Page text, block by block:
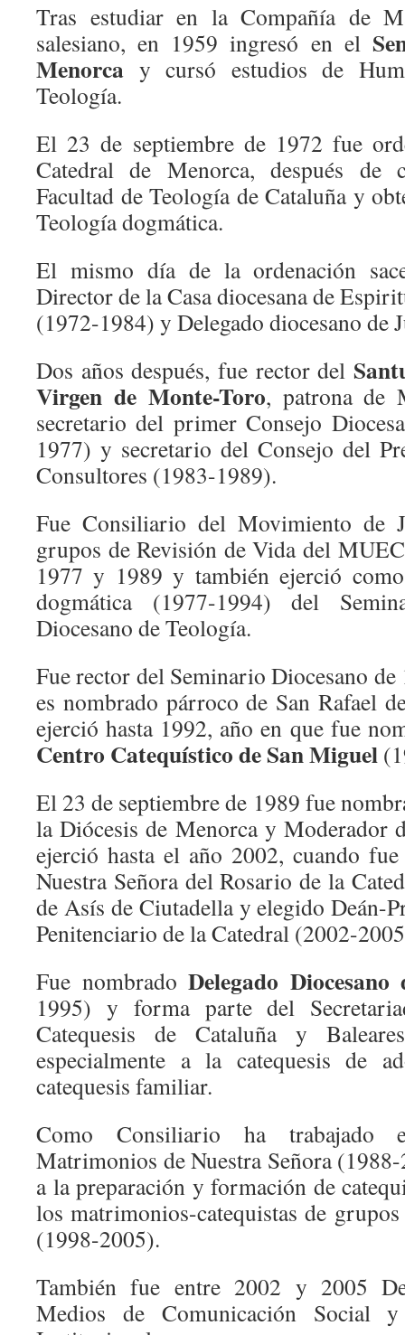
Tras estudiar en la Compañía de
salesiano, en 1959 ingresó en el
Menorca y cursó estudios de
Teología.
El 23 de septiembre de 1972 fue
Catedral de Menorca, después de
Facultad de Teología de Cataluña y
Teología dogmática.
El mismo día de la ordenación
Director de la Casa diocesana de
(1972-1984) y Delegado diocesano de
Dos años después, fue rector del
Virgen de Monte-Toro, patrona de
secretario del primer Consejo
1977) y secretario del Consejo del
Consultores (1983-1989).
Fue Consiliario del Movimiento de
grupos de Revisión de Vida del
1977 y 1989 y también ejerció
dogmática (1977-1994) del
Diocesano de Teología.
Fue rector del Seminario Diocesano
es nombrado párroco de San Rafael
ejerció hasta 1992, año en que fue
Centro Catequístico de San Miguel
El 23 de septiembre de 1989 fue
la Diócesis de Menorca y Moderador
ejerció hasta el año 2002, cuando
Nuestra Señora del Rosario de la
de Asís de Ciutadella y elegido Deán-
Penitenciario de la Catedral (2002-
Fue nombrado Delegado Diocesano
1995) y forma parte del
Catequesis de Cataluña y
especialmente a la catequesis de
catequesis familiar.
Como Consiliario ha
Matrimonios de Nuestra Señora
a la preparación y formación de
los matrimonios-catequistas de
(1998-2005).
También fue entre 2002 y 2005
Medios de Comunicación Social